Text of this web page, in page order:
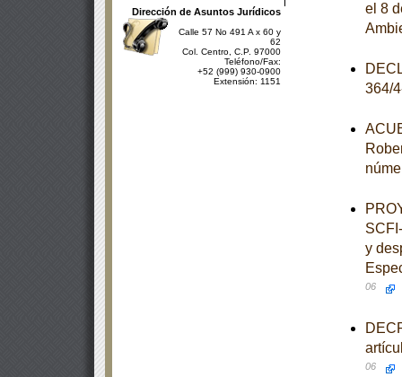
Dirección de Asuntos Jurídicos
Calle 57 No 491 A x 60 y
62
Col. Centro, C.P. 97000
Teléfono/Fax:
+52 (999) 930-0900
Extensión: 1151
el 8
364/
y
06
06